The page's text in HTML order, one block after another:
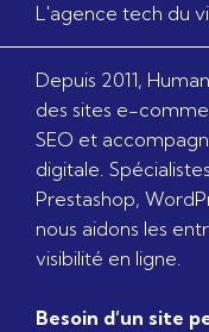
L'agence tech du
Depuis 2011,
des sites e-
SEO et
digitale.
Prestashop,
nous aidons les
visibilité en ligne.
Besoin d’un site